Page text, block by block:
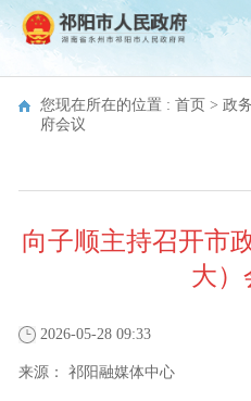
您现在所在的位置 : 首页 > 政
府会议
向子顺主持召开市
大）
2026-05-28 09:33
来源： 祁阳融媒体中心